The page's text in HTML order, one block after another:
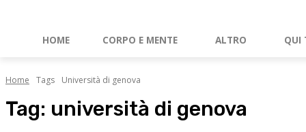
HOME CORPO E MENTE ALTRO QUI
Home Tags Università di genova
Tag: università di genova